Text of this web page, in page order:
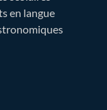
en langue